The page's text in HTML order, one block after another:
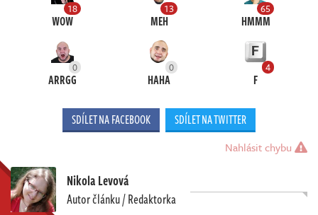
18
WOW
13
MEH
65
HMMM
0
ARRGG
0
HAHA
4
F
SDÍLET NA FACEBOOK SDÍLET NA TWITTER
Nahlásit chybu
Nikola Levová
Autor článku / Redaktorka